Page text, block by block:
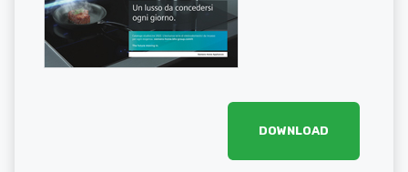
DOWNLOAD